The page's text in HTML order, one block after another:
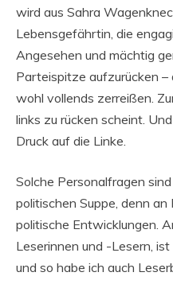
wird aus Sahra
Lebensgefährtin, die
Angesehen und mächtig
Parteispitze aufzurücken
wohl vollends zerreißen.
links zu rücken scheint.
Druck auf die Linke.
Solche Personalfragen
politischen Suppe, denn
politische Entwicklungen.
Leserinnen und -Lesern,
und so habe ich auch